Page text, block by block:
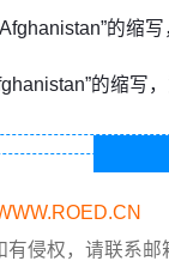
的缩
的缩写
侵权，请联系邮